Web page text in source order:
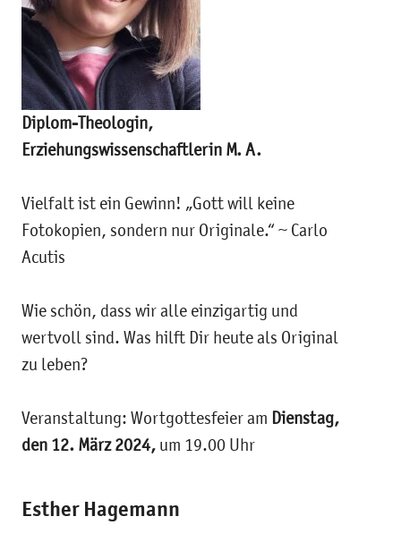
Diplom-Theologin,
Erziehungswissenschaftlerin M. A.
Vielfalt ist ein Gewinn! „Gott will keine
Fotokopien, sondern nur Originale.“ ~ Carlo
Acutis
Wie schön, dass wir alle einzigartig und
wertvoll sind. Was hilft Dir heute als Original
zu leben?
Veranstaltung: Wortgottesfeier am Dienstag,
den 12. März 2024, um 19.00 Uhr
Esther Hagemann